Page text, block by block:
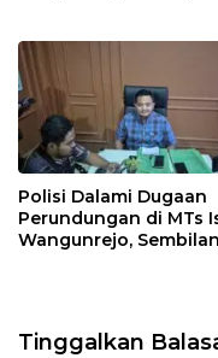
Polisi Dalami Dugaan
Perundungan di MTs
Wangunrejo, Sembilan
Tinggalkan